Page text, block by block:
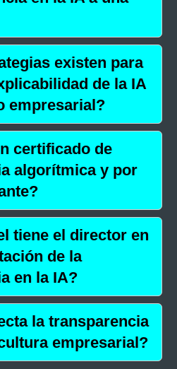
existen para
de la IA
empresarial?
certificado de
algorítmica y por
tiene el director en
de la
en la IA?
la transparencia
empresarial?